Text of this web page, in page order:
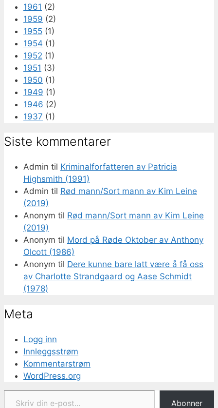
1961 (2)
1959 (2)
1955 (1)
1954 (1)
1952 (1)
1951 (3)
1950 (1)
1949 (1)
1946 (2)
1937 (1)
Siste kommentarer
Admin til Kriminalforfatteren av Patricia
Highsmith (1991)
Admin til Rød mann/Sort mann av Kim Leine
(2019)
Anonym til Rød mann/Sort mann av Kim Leine
(2019)
Anonym til Mord på Røde Oktober av Anthony
Olcott (1986)
Anonym til Dere kunne bare latt være å få oss
av Charlotte Strandgaard og Aase Schmidt
(1978)
Meta
Logg inn
Innleggsstrøm
Kommentarstrøm
WordPress.org
Skriv din e-post...
Abonner